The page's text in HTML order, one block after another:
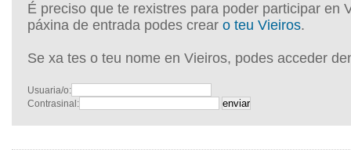
É preciso que te rexistres para poder participar en
páxina de entrada podes crear o teu Vieiros.
Se xa tes o teu nome en Vieiros, podes acceder
Usuaria/o:
Contrasinal: